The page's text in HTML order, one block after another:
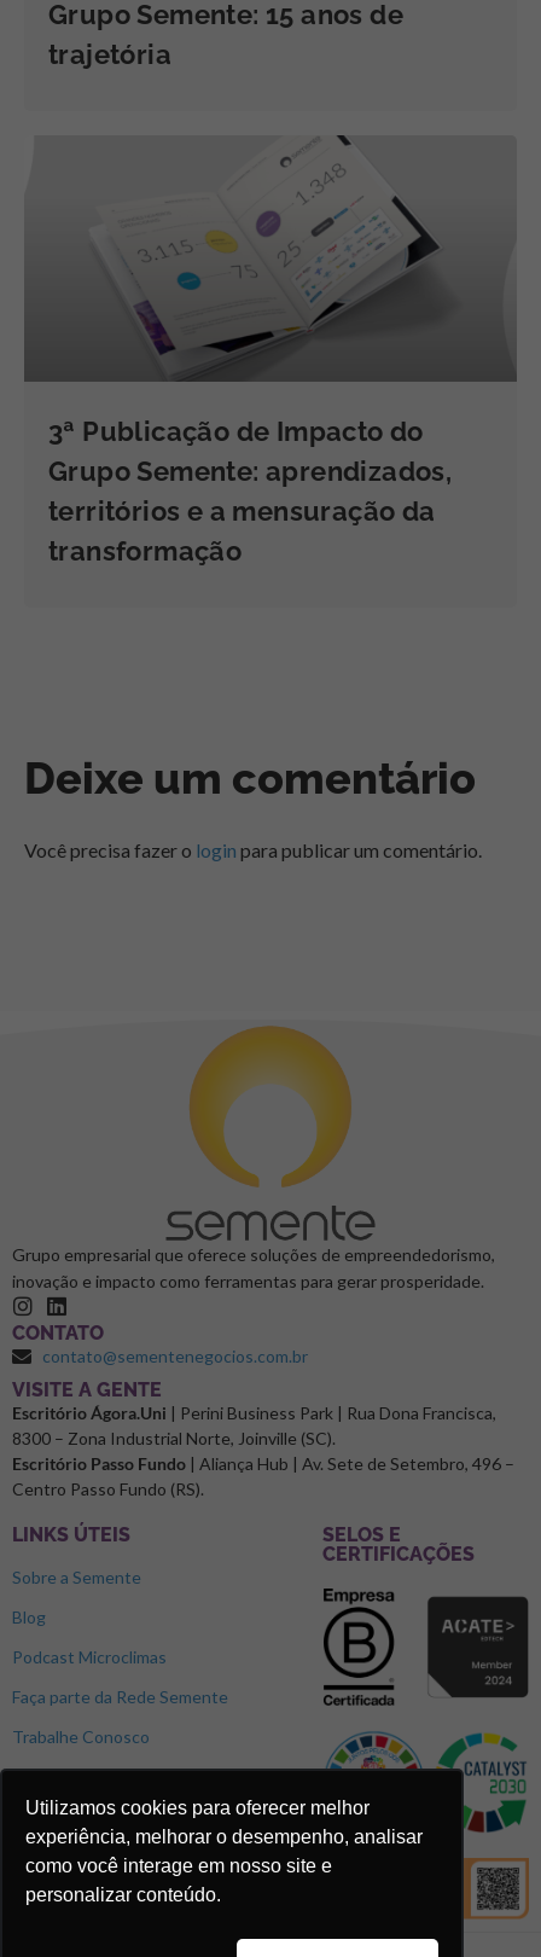
Utilizamos cookies para oferecer melhor
experiência, melhorar o desempenho, analisar
como você interage em nosso site e
personalizar conteúdo.
Grupo Semente: 15 anos de
trajetória
3ª Publicação de Impacto do
Grupo Semente: aprendizados,
territórios e a mensuração da
transformação
Deixe um comentário
Você precisa fazer o login para publicar um comentário.
Grupo empresarial que oferece soluções de empreendedorismo,
inovação e impacto como ferramentas para gerar prosperidade.
CONTATO
contato@sementenegocios.com.br
⁠VISITE A GENTE
Escritório Ágora.Uni | Perini Business Park | Rua Dona Francisca,
8300 – Zona Industrial Norte, Joinville (SC).
Escritório Passo Fundo | Aliança Hub | Av. Sete de Setembro, 496 –
Centro Passo Fundo (RS).
LINKS ÚTEIS
Sobre a Semente
Blog
Podcast Microclimas
Faça parte da Rede Semente
Trabalhe Conosco
SELOS E
CERTIFICAÇÕES